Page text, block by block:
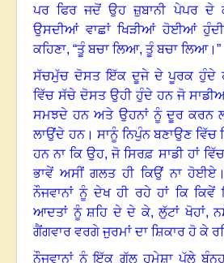
ਪਰ ਫਿਰ ਜਦੋਂ ਉਹ ਜ਼ੁਬਾਨੀ ਪੇਪਰ ਦੇ
ਉਸਦੀਆਂ ਵਾਛਾਂ ਖਿੜੀਆਂ ਹੋਈਆਂ
ਕਹਿਣਾ, “ਤੂੰ ਬਚਾ ਲਿਆ, ਤੂੰ ਬਚਾ ਲਿਆ।”
ਸੱਚਮੁੱਚ ਦੋਸਤ ਇੱਕ ਦੂਜੇ ਦੇ ਪੂਰਕ ਹੁੰਦੇ
ਵਿੱਚ ਸੱਚੇ ਦੋਸਤ ਉਹੀ ਹੁੰਦੇ ਹਨ ਜੋ
ਸਮਝਦੇ ਹਨ ਅਤੇ ਉਹਨਾਂ ਨੂੰ ਦੂਰ ਕਰਨ
ਲਾਉਂਦੇ ਹਨ। ਸਾਨੂੰ ਨਿਪੁੰਨ ਬਣਾਉਣ ਵਿੱਚ
ਹਨ ਨਾ ਕਿ ਉਹ,ਜੋ ਸਿਰਫ਼ ਸਾਡੀ ਹਾਂ
ਭਾਵੇਂ ਅਸੀਂ ਗਲਤ ਹੀ ਕਿਉਂ ਨਾ ਹੋਈਏ
ਨੌਜਵਾਨਾਂ ਨੂੰ ਦੇਖ ਹੀ ਰਹੇ ਹਾਂ ਕਿ
ਆਦਤਾਂ ਨੂੰ ਸ਼ਹਿ ਦੇ ਦੇ ਕੇ,ਲੁੱਟਾਂ ਖੋਹਾਂ,
ਗੈਂਗਵਾਰ ਵਰਗੇ ਜੁਰਮਾਂ ਦਾ ਸ਼ਿਕਾਰ ਹੋ ਕੇ
ਨੌਜਵਾਨਾਂ ਨੂੰ ਇੱਕ ਗੱਲ ਹਮੇਸ਼ਾ ਪੱਲੇ ਬੰਨ੍ਹ